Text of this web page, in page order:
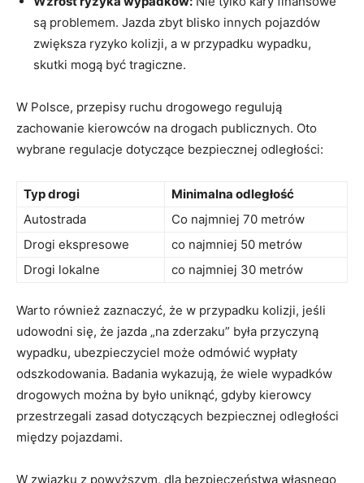
są problemem. Jazda zbyt blisko innych pojazdów
zwiększa ryzyko kolizji, a w przypadku wypadku,
skutki mogą być tragiczne.
W Polsce, przepisy ruchu drogowego regulują
zachowanie kierowców na drogach publicznych. Oto
wybrane regulacje dotyczące bezpiecznej odległości:
Typ drogi
Minimalna odległość
Autostrada
Co najmniej 70 metrów
Drogi ekspresowe
co najmniej 50 metrów
Drogi lokalne
co najmniej 30 metrów
Warto również zaznaczyć, że w przypadku kolizji, jeśli
udowodni się, że jazda „na zderzaku” była przyczyną
wypadku, ubezpieczyciel może odmówić wypłaty
odszkodowania. Badania wykazują, że wiele wypadków
drogowych można by było uniknąć, gdyby kierowcy
przestrzegali zasad dotyczących bezpiecznej odległości
między pojazdami.
W związku z powyższym, dla bezpieczeństwa własnego